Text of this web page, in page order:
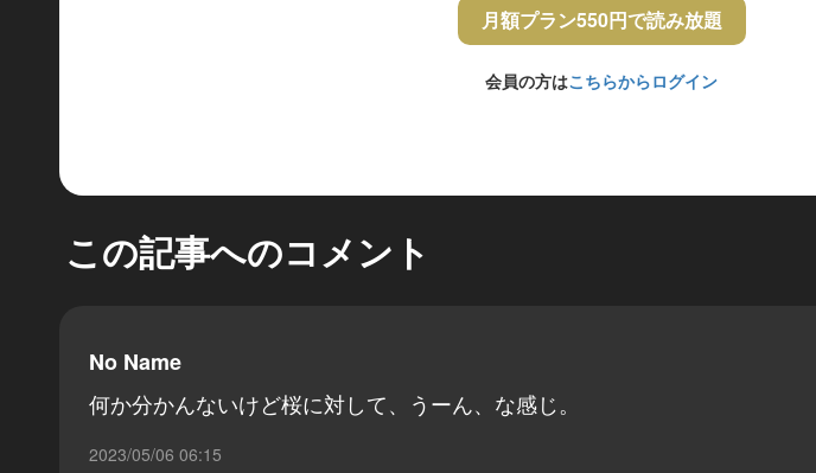
月額プラン550円で読み放題
会員の方はこちらからログイン
この記事へのコメント
No Name
何か分かんないけど桜に対して、うーん、な感じ。
2023/05/06 06:15